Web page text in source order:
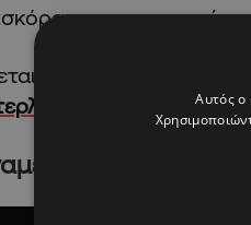
στο ντεμπούτο
στις εγχώριες
play-offτης
Αυτός ο